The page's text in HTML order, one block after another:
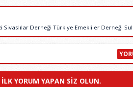
Sivaslılar Derneği Türkiye Emekliler Derneği
ILK YORUM YAPAN SIZ OLUN.